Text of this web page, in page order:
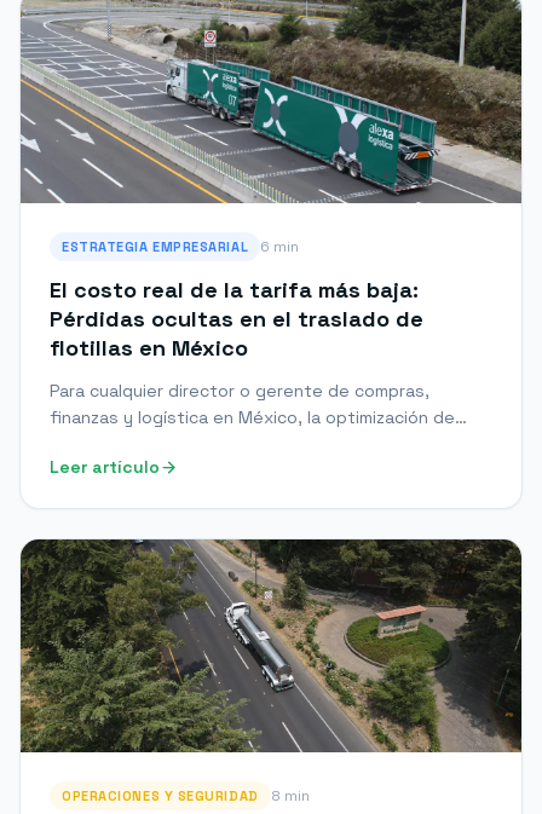
ESTRATEGIA EMPRESARIAL 6 min
El costo real de la tarifa más baja:
Pérdidas ocultas en el traslado de
flotillas en México
Para cualquier director o gerente de compras,
finanzas y logística en México, la optimización de
Descubre los riesgos reales detrás de un flete de
Leer artículo
OPERACIONES Y SEGURIDAD 8 min